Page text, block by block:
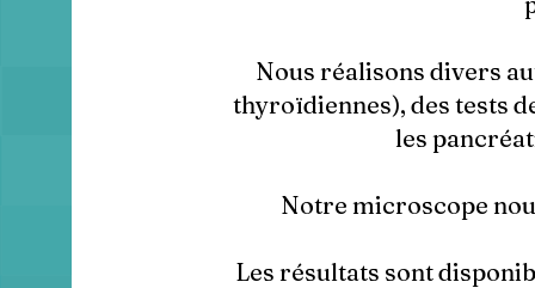
Nous réalisons divers
thyroïdiennes), des tests
les
Notre microscope
Les résultats sont